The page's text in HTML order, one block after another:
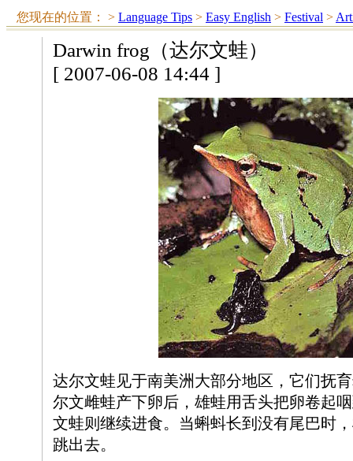
您现在的位置： > Language Tips > Easy English > Festival >
Darwin frog（达尔文蛙）
[ 2007-06-08 14:44 ]
达尔文蛙见于南美洲大部分地区，它们抚
尔文雌蛙产下卵后，雄蛙用舌头把卵卷起
文蛙则继续进食。当蝌蚪长到没有尾巴时
跳出去。